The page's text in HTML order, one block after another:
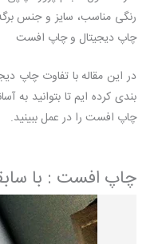
رنگی مناسب، سایز و جنس
چاپ دیجیتال و چاپ افست
در این مقاله با تفاوت چاپ
بندی کرده ایم تا بتوانید
چاپ افست را در عمل ببینید.
چاپ افست : با